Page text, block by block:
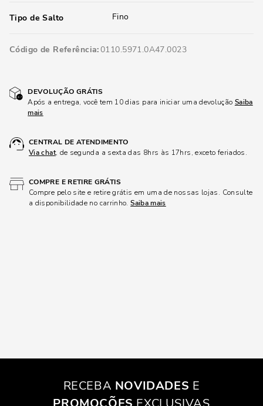
Tipo de Salto Fino
Código de Referência 0110.5971.0A47.0023
DEVOLUÇÃO GRÁTIS
Após a entrega, você tem 10 dias para iniciar uma devolução Saiba
mais
CENTRAL DE ATENDIMENTO
Via chat, de segunda a sexta das 8hrs às 17hrs, exceto feriados.
COMPRE E RETIRE GRÁTIS
Compre pelo site e retire grátis em uma de nossas lojas. Consulte
a disponibilidade no carrinho.Saiba mais
RECEBA NOVIDADES E